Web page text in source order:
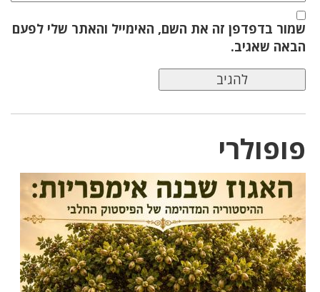
שמור בדפדפן זה את השם, האימייל והאתר שלי לפעם
הבאה שאגיב.
פופולרי